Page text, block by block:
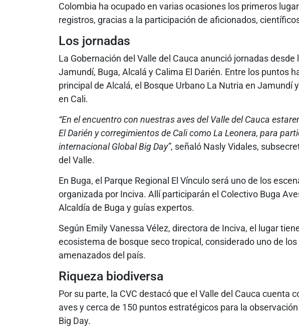
Colombia ha ocupado en varias ocasiones los primeros
registros, gracias a la participación de aficionados,
Los jornadas
La Gobernación del Valle del Cauca anunció jornadas desde
Jamundí, Buga, Alcalá y Calima El Darién. Entre los puntos
principal de Alcalá, el Bosque Urbano La Nutria en Jamundí
en Cali.
“En el encuentro con nuestras aves del Valle del Cauca
El Darién y corregimientos de Cali como La Leonera, para
internacional Global Big Day”, señaló Nasly Vidales,
del Valle.
En Buga, el Parque Regional El Vínculo será uno de los
organizada por Inciva. Allí participarán el Colectivo Buga
Alcaldía de Buga y guías expertos.
Según Emily Vanessa Vélez, directora de Inciva, el lugar
ecosistema de bosque seco tropical, considerado uno de
amenazados del país.
Riqueza biodiversa
Por su parte, la CVC destacó que el Valle del Cauca cuenta
aves y cerca de 150 puntos estratégicos para la
Big Day.